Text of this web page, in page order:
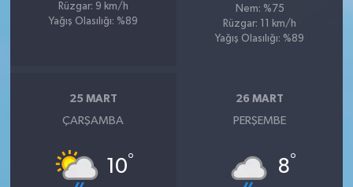
Rüzgar: 9 km/h
Yağış Olasılığı: %89
Nem: %75
Rüzgar: 11 km/h
Yağış Olasılığı: %89
25 MART
ÇARŞAMBA
10°
26 MART
PERŞEMBE
8°